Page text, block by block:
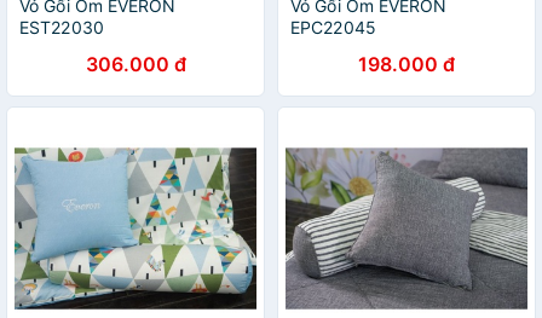
Vỏ Gối Ôm EVERON
EST22030
306.000 đ
Vỏ Gối Ôm EVERON
EPC22045
198.000 đ